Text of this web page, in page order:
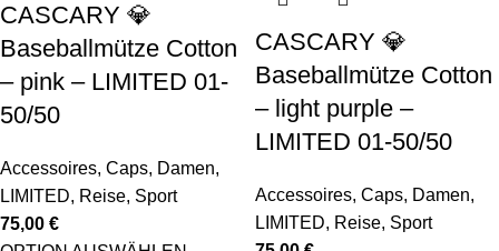
CASCARY 💎
Baseballmütze Cotton
– pink – LIMITED 01-
50/50
Accessoires, Caps, Damen,
LIMITED, Reise, Sport
75,00 €
CASCARY 💎
Baseballmütze Cotton
– light purple –
LIMITED 01-50/50
Accessoires, Caps, Damen,
LIMITED, Reise, Sport